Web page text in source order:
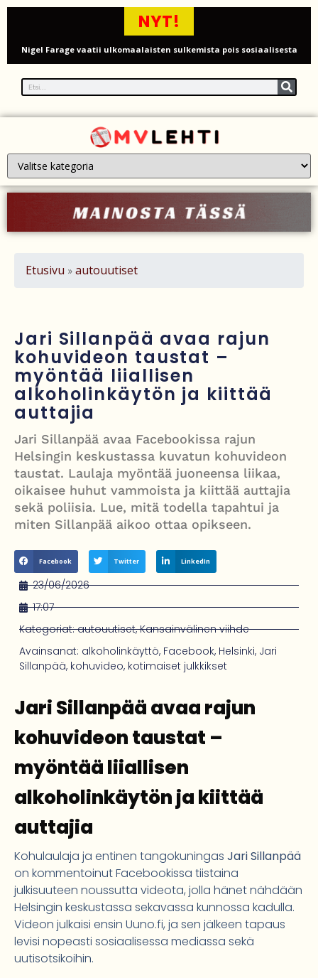
NYT!
Nigel Farage vaatii ulkomaalaisten sulkemista pois sosiaalisesta
Painumat sillan lähellä pysäyttivät junaliikenteen Gatwickin
lentoasemalle
Justin Trudeau puolustautuu kritiikiltä – valitsi Katy Perryn
esiintymisen Kanadan MM-avauksen sijaan
kuukautisterveyden ja endometrioosin hoidon puolesta
Iso-Britannia heikentämässä sähköautojen myyntitavoitetta – mitä
muutos tarkoittaa?
12 kuollut laskuvarjohyppykoneen onnettomuudessa Missourissa –
Öljyn hinta sukelsi – Pakistanin välittämä USA–Iran-sopimus avaa
Hormuzinsalmen
Etusivu » autouutiset
Jari Sillanpää avaa rajun
kohuvideon taustat –
myöntää liiallisen
alkoholinkäytön ja kiittää
auttajia
Jari Sillanpää avaa Facebookissa rajun
Helsingin keskustassa kuvatun kohuvideon
taustat. Laulaja myöntää juoneensa liikaa,
oikaisee huhut vammoista ja kiittää auttajia
sekä poliisia. Lue, mitä todella tapahtui ja
miten Sillanpää aikoo ottaa opikseen.
Facebook Twitter LinkedIn
23/06/2026
17:07
Kategoriat: autouutiset,Kansainvälinen viihde
Avainsanat: alkoholinkäyttö, Facebook, Helsinki, Jari
Sillanpää, kohuvideo, kotimaiset julkkikset
Jari Sillanpää avaa rajun
kohuvideon taustat –
myöntää liiallisen
alkoholinkäytön ja kiittää
auttajia
Kohulaulaja ja entinen tangokuningas Jari Sillanpää
on kommentoinut Facebookissa tiistaina
julkisuuteen noussutta videota, jolla hänet nähdään
Helsingin keskustassa sekavassa kunnossa kadulla.
Videon julkaisi ensin Uuno.fi, ja sen jälkeen tapaus
levisi nopeasti sosiaalisessa mediassa sekä
uutisotsikoihin.